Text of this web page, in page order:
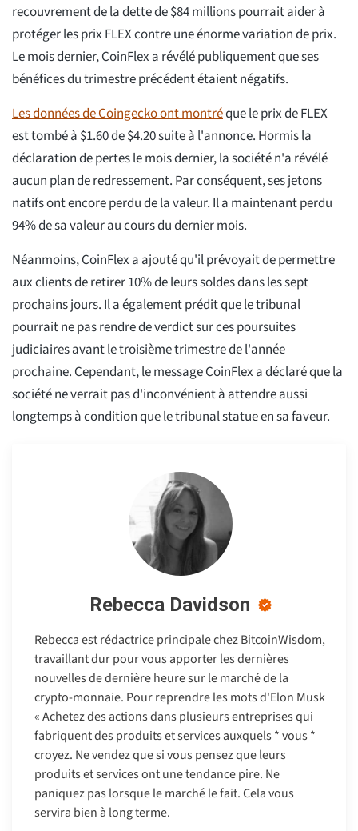
recouvrement de la dette de $84 millions pourrait aider à
protéger les prix FLEX contre une énorme variation de prix.
Le mois dernier, CoinFlex a révélé publiquement que ses
bénéfices du trimestre précédent étaient négatifs.
Les données de Coingecko ont montréque le prix de FLEX
est tombé à $1.60 de $4.20 suite à l'annonce. Hormis la
déclaration de pertes le mois dernier, la société n'a révélé
aucun plan de redressement. Par conséquent, ses jetons
natifs ont encore perdu de la valeur. Il a maintenant perdu
94% de sa valeur au cours du dernier mois.
Néanmoins, CoinFlex a ajouté qu'il prévoyait de permettre
aux clients de retirer 10% de leurs soldes dans les sept
prochains jours. Il a également prédit que le tribunal
pourrait ne pas rendre de verdict sur ces poursuites
judiciaires avant le troisième trimestre de l'année
prochaine. Cependant, le message CoinFlex a déclaré que la
société ne verrait pas d'inconvénient à attendre aussi
longtemps à condition que le tribunal statue en sa faveur.
Rebecca Davidson
Rebecca est rédactrice principale chez BitcoinWisdom,
travaillant dur pour vous apporter les dernières
nouvelles de dernière heure sur le marché de la
crypto-monnaie. Pour reprendre les mots d'Elon Musk
« Achetez des actions dans plusieurs entreprises qui
fabriquent des produits et services auxquels * vous *
croyez. Ne vendez que si vous pensez que leurs
produits et services ont une tendance pire. Ne
paniquez pas lorsque le marché le fait. Cela vous
servira bien à long terme.